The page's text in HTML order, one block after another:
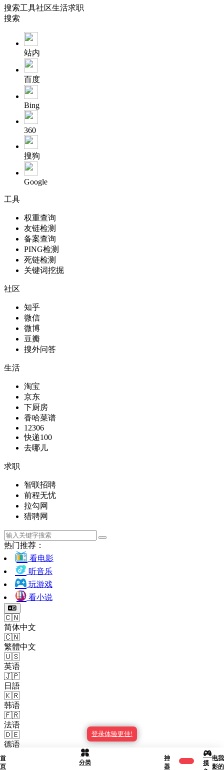
首
页
分类
神
器
摸
电
影
我
的
登录体验更佳!
搜索工具社区生活求职
搜索
站内
百度
Bing
360
搜狗
Google
工具
权重查询
友链检测
备案查询
PING检测
死链检测
关键词挖掘
社区
知乎
微信
微博
豆瓣
搜外问答
生活
淘宝
京东
下厨房
香哈菜谱
12306
快递100
去哪儿
求职
智联招聘
前程无忧
拉勾网
猎聘网
热门推荐：
看电影
听音乐
玩游戏
看小说
🇨🇳
简体中文
🇨🇳
繁體中文
🇺🇸
英语
🇯🇵
日語
🇰🇷
韩语
🇫🇷
法语
🇩🇪
德语
🇪🇸
西班牙语